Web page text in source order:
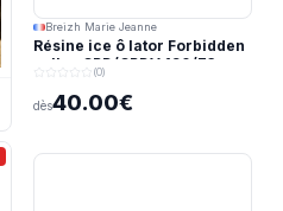
Breizh Marie Jeanne
Résine ice ô lator Forbidden
valley CBD/CBDV 190/73u
(0)
dès40.00€